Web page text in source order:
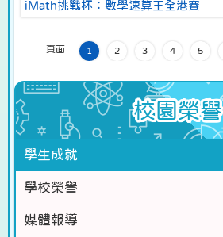
iMath挑戰杯：數學速算王全港賽
頁面: 1 2 3 4 5
校園榮譽
學生成就
學校榮譽
媒體報導